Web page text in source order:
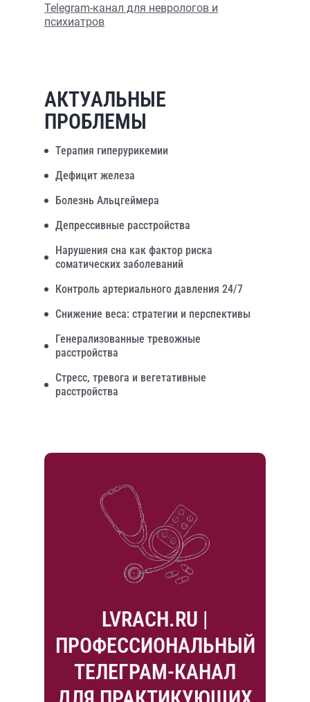
Telegram-канал для неврологов и
психиатров
АКТУАЛЬНЫЕ
ПРОБЛЕМЫ
Терапия гиперурикемии
Дефицит железа
Болезнь Альцгеймера
Депрессивные расстройства
Нарушения сна как фактор риска
соматических заболеваний
Контроль артериального давления 24/7
Снижение веса: стратегии и перспективы
Генерализованные тревожные
расстройства
Стресс, тревога и вегетативные
расстройства
LVRACH.RU |
ПРОФЕССИОНАЛЬНЫЙ
ТЕЛЕГРАМ-КАНАЛ